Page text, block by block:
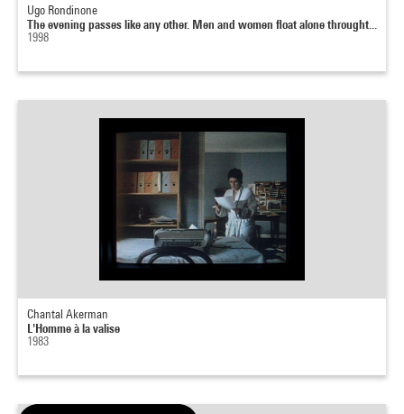
Ugo Rondinone
The evening passes like any other. Men and women float alone throught...
1998
Chantal Akerman
L'Homme à la valise
1983